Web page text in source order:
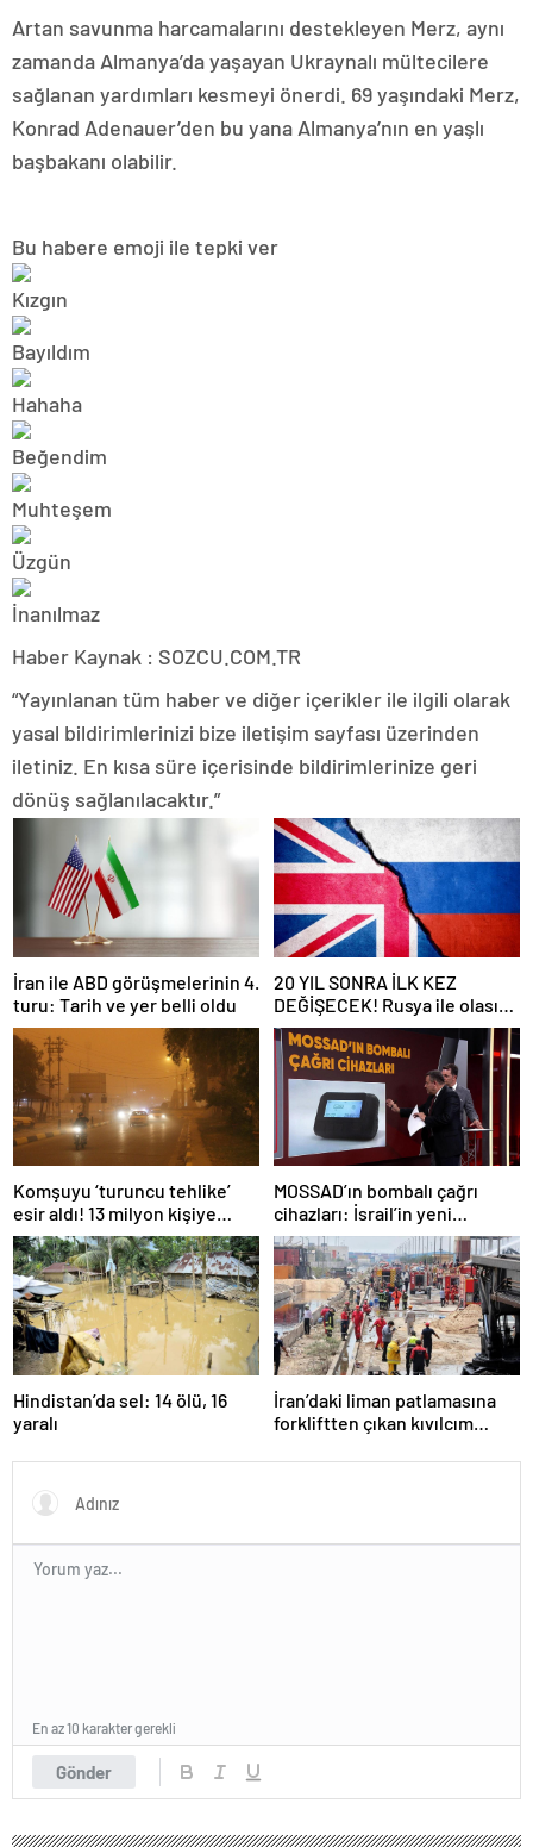
Artan savunma harcamalarını destekleyen Merz, aynı
zamanda Almanya’da yaşayan Ukraynalı mültecilere
sağlanan yardımları kesmeyi önerdi. 69 yaşındaki Merz,
Konrad Adenauer’den bu yana Almanya’nın en yaşlı
başbakanı olabilir.
Bu habere emoji ile tepki ver
Haber Kaynak : SOZCU.COM.TR
“Yayınlanan tüm haber ve diğer içerikler ile ilgili olarak
yasal bildirimlerinizi bize iletişim sayfası üzerinden
iletiniz. En kısa süre içerisinde bildirimlerinize geri
dönüş sağlanılacaktır.”
İran ile ABD görüşmelerinin 4.
turu: Tarih ve yer belli oldu
20 YIL SONRA İLK KEZ
DEĞİŞECEK! Rusya ile olası
savaş… İngiltere’nin gizli
planı güncelleniyor!
Komşuyu ‘turuncu tehlike’
esir aldı! 13 milyon kişiye
“evde kalın” uyarısı…
MOSSAD’ın bombalı çağrı
cihazları: İsrail’in yeni
suikastını MİT önledi
Hindistan’da sel: 14 ölü, 16
yaralı
İran’daki liman patlamasına
forkliftten çıkan kıvılcım
Gönder
En az 10 karakter gerekli